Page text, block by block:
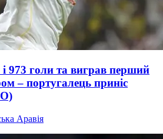
973 голи та виграв перший
– португалець приніс
Аравія